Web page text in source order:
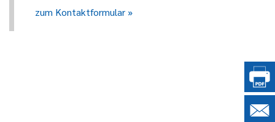
zum Kontaktformular